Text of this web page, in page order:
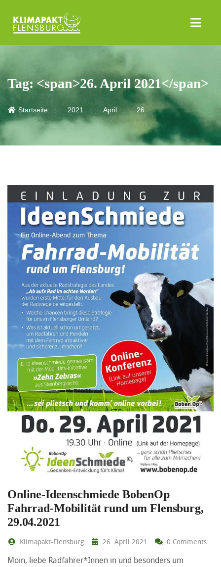
Tag: <span>26. April 2021</span>
Startseite 2021 April 26
Online-Ideenschmiede BobenOp
Fahrrad-Mobilität rund um Flensburg,
29.04.2021
Klimapakt-Flensburg 26. April 2021 0 Comments
Moin, liebe Radfahrer*Innen in und besonders um